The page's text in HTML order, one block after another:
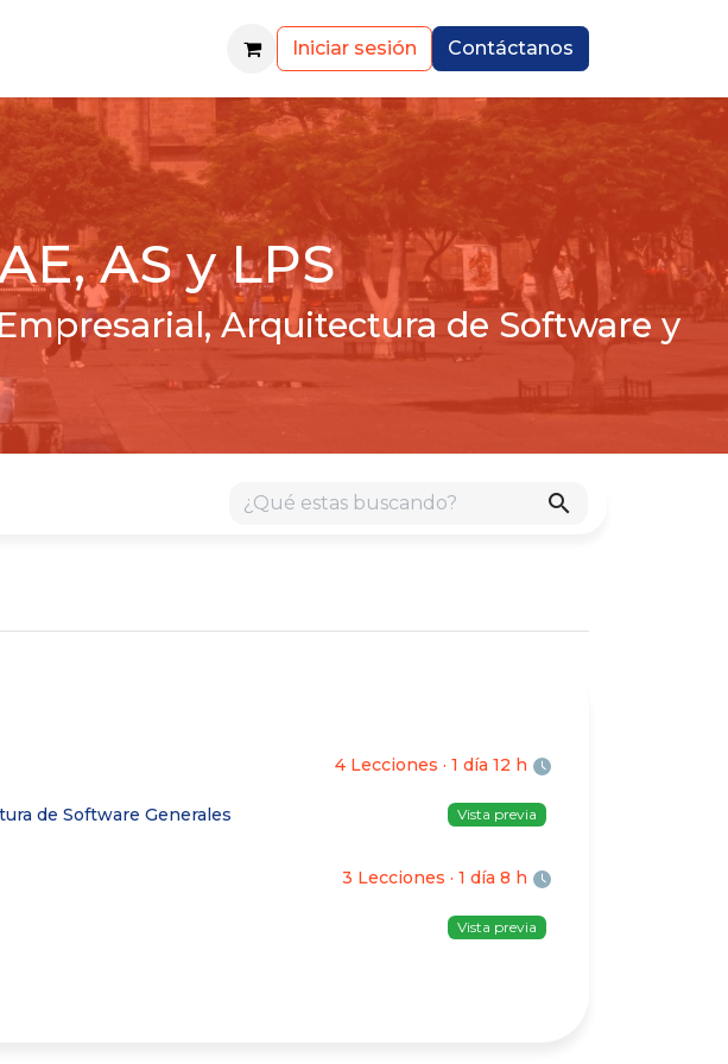
Iniciar sesión Contáctanos
AS y LPS
Arquitectura de Software y
search
4 Lecciones · 1 día 12 h
de Software Generales Vista previa
3 Lecciones · 1 día 8 h
Vista previa